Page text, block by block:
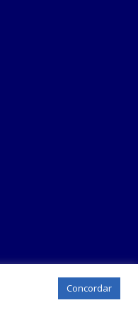
Concordar